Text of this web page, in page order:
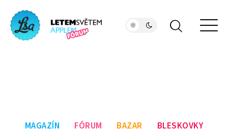
MAGAZÍN FÓRUM BAZAR BLESKOVKY